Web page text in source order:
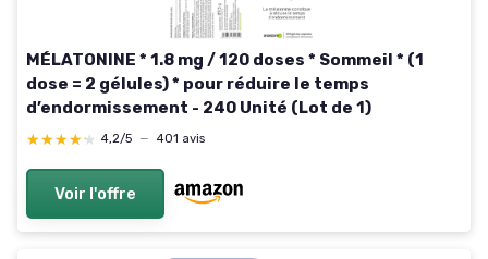
MÉLATONINE * 1.8 mg / 120 doses * Sommeil * (1
dose = 2 gélules) * pour réduire le temps
d’endormissement - 240 Unité (Lot de 1)
★★★★★
★★★★★ 4,2/5 — 401 avis
Voir l'offre